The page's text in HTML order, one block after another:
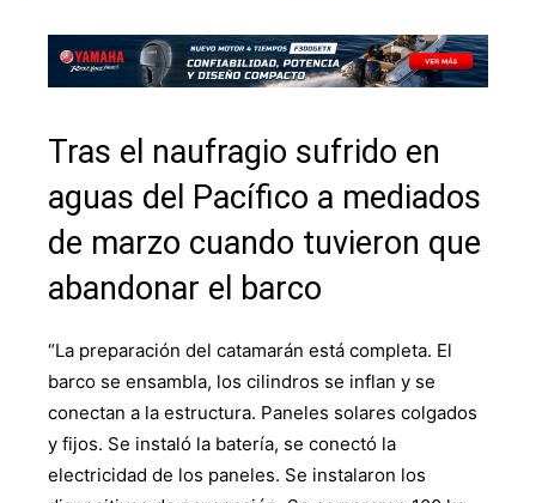
Tras el naufragio sufrido en
aguas del Pacífico a mediados
de marzo cuando tuvieron que
abandonar el barco
“La preparación del catamarán está completa. El
barco se ensambla, los cilindros se inflan y se
conectan a la estructura. Paneles solares colgados
y fijos. Se instaló la batería, se conectó la
electricidad de los paneles. Se instalaron los